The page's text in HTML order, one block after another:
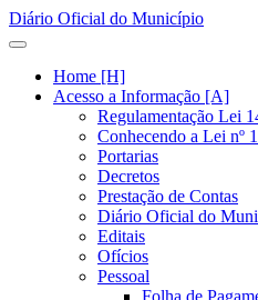
Diário Oficial do Município
Home [H]
Acesso a Informação [A]
Regulamentação Lei
Conhecendo a Lei nº
Portarias
Decretos
Prestação de Contas
Diário Oficial do
Editais
Ofícios
Pessoal
Folha de